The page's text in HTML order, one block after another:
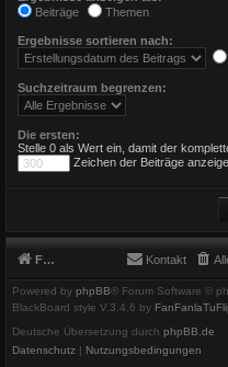
Beiträge
Themen
Ergebnisse sortieren nach:
Suchzeitraum begrenzen:
Die ersten:
Stelle 0 als Wert ein, damit der
Zeichen der Beiträge
Foren-Übersicht Kontakt
Powered by phpBB® Forum Software ©
BlackBoard style V.3.4.6 by
Deutsche Übersetzung durch phpBB.de
Datenschutz | Nutzungsbedingungen